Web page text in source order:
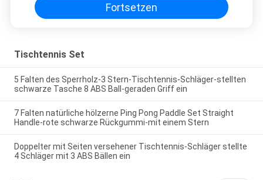
Fortsetzen
Tischtennis Set
5 Falten des Sperrholz-3 Stern-Tischtennis-Schläger-stellten
schwarze Tasche 8 ABS Ball-geraden Griff ein
7 Falten natürliche hölzerne Ping Pong Paddle Set Straight
Handle-rote schwarze Rückgummi-mit einem Stern
Doppelter mit Seiten versehener Tischtennis-Schläger stellte
4 Schläger mit 3 ABS Bällen ein